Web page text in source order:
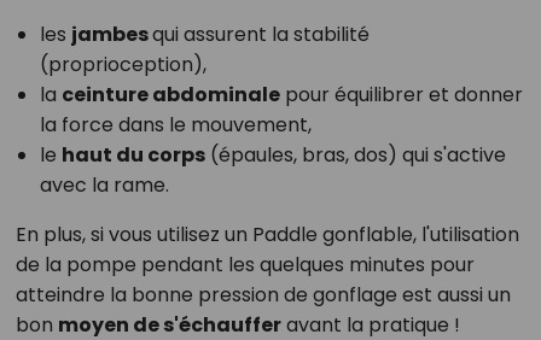
les jambesqui assurent la stabilité
(proprioception),
la ceinture abdominalepour équilibrer et donner
la force dans le mouvement,
le haut du corps(épaules, bras, dos) qui s'active
avec la rame.
En plus, si vous utilisez un Paddle gonflable, l'utilisation
de la pompe pendant les quelques minutes pour
atteindre la bonne pression de gonflage est aussi un
bon moyen de s'échaufferavant la pratique !